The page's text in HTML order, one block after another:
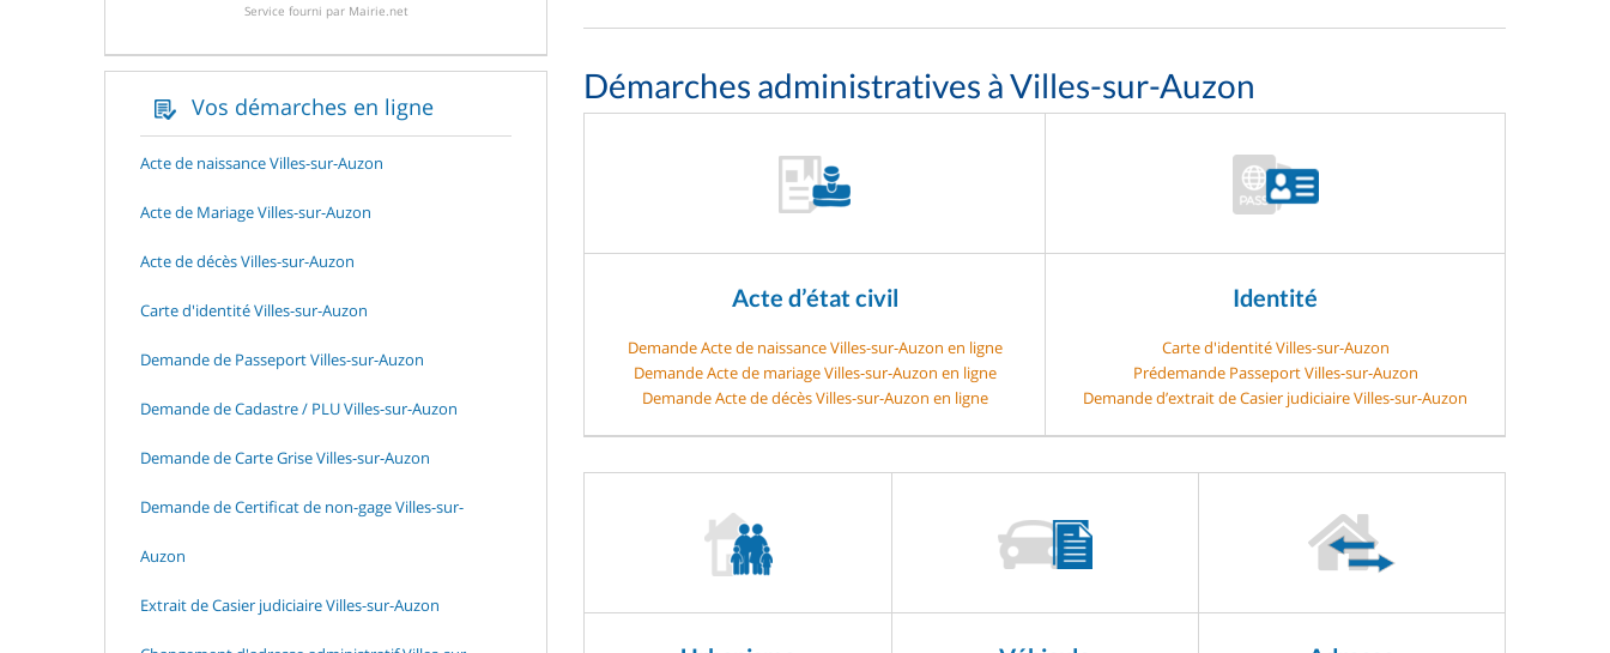
Service fourni par Mairie.net
Vos démarches en ligne
Acte de naissance Villes-sur-Auzon
Acte de Mariage Villes-sur-Auzon
Acte de décès Villes-sur-Auzon
Carte d'identité Villes-sur-Auzon
Demande de Passeport Villes-sur-Auzon
Demande de Cadastre / PLU Villes-sur-Auzon
Demande de Carte Grise Villes-sur-Auzon
Demande de Certificat de non-gage Villes-sur-
Auzon
Extrait de Casier judiciaire Villes-sur-Auzon
Démarches administratives à Villes-sur-Auzon
Acte d’état civil
Demande Acte de naissance Villes-sur-Auzon en ligne
Demande Acte de mariage Villes-sur-Auzon en ligne
Demande Acte de décès Villes-sur-Auzon en ligne
Identité
Carte d'identité Villes-sur-Auzon
Prédemande Passeport Villes-sur-Auzon
Demande d’extrait de Casier judiciaire Villes-sur-Auzon